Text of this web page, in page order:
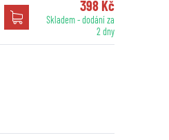
398 Kč
Skladem - dodání za
2 dny